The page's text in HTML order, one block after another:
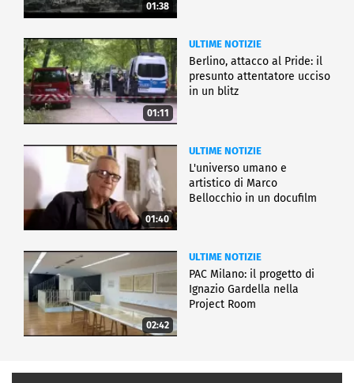
01:38
01:11
ULTIME NOTIZIE
Berlino, attacco al Pride: il
presunto attentatore ucciso
in un blitz
01:40
ULTIME NOTIZIE
L'universo umano e
artistico di Marco
Bellocchio in un docufilm
02:42
ULTIME NOTIZIE
PAC Milano: il progetto di
Ignazio Gardella nella
Project Room